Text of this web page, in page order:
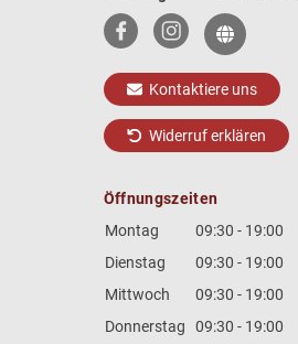
Kontaktiere uns
Widerruf erklären
Öffnungszeiten
Montag
09:30 - 19:00
Dienstag
09:30 - 19:00
Mittwoch
09:30 - 19:00
Donnerstag
09:30 - 19:00